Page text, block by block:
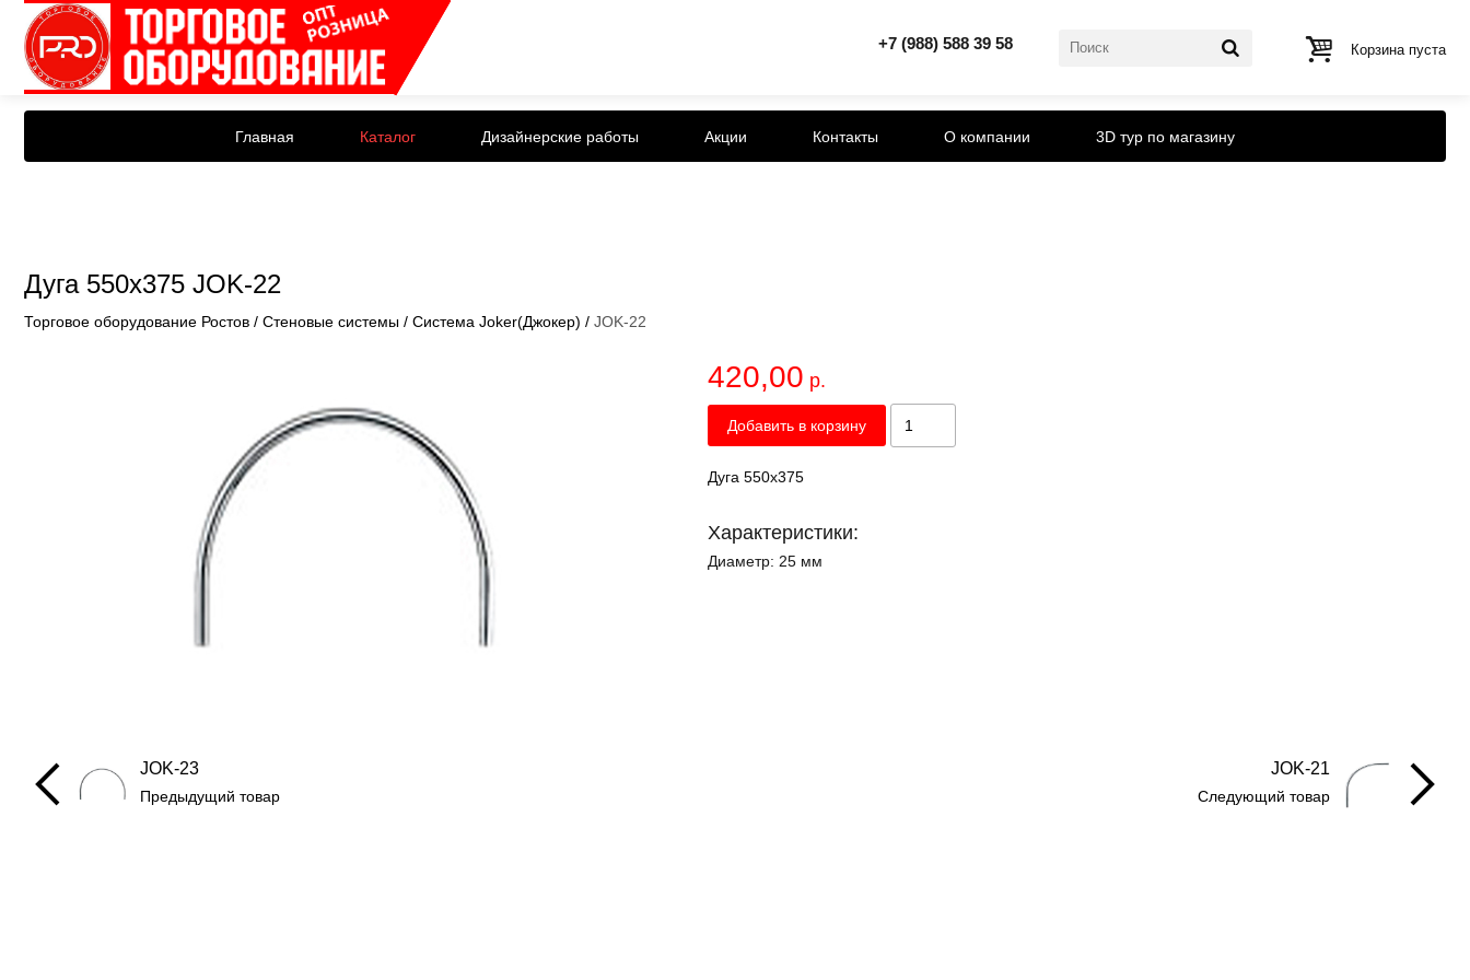
Корзина пуста
+7 (988) 588 39 58
Главная Каталог Дизайнерские работы Акции Контакты О компании 3D тур по магазину
Дуга 550x375 JOK-22
Торговое оборудование Ростов / Стеновые системы / Система Joker(Джокер) / JOK-22
420,00 р.
Добавить в корзину
Дуга 550x375
Характеристики:
Диаметр: 25 мм
JOK-23
Предыдущий товар
JOK-21
Следующий товар